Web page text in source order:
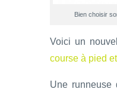
Bien choisir
Voici un
course à pied
Une runneuse